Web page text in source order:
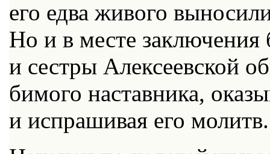
его ед­ва жи­во­го
Но и в ме­сте за­клю­че­ния
и сест­ры Алек­се­ев­ской
би­мо­го на­став­ни­ка,
и ис­пра­ши­вая его мо­литв.